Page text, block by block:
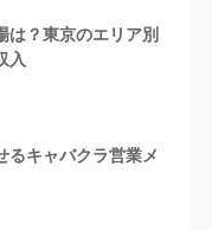
は？東京のエリア別
入
るキャバクラ営業メ